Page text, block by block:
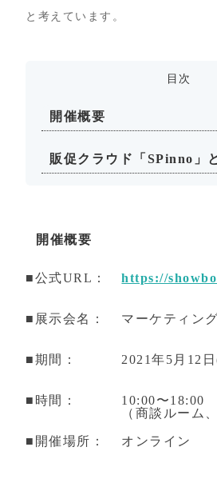
と考えています。
目次
開催概要
販促クラウド「SPinno」
開催概要
■公式URL： https://
■展示会名： マーケティン
■期間： 2021年5⽉12
■時間：
10:00〜18:00
（商談ルーム
■開催場所： オンライン